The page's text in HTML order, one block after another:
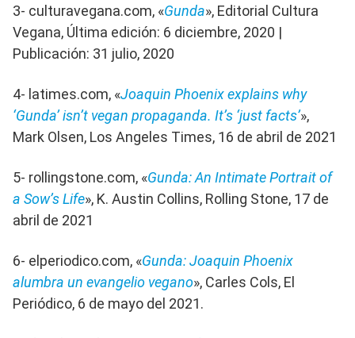
3- culturavegana.com, «Gunda», Editorial Cultura
Vegana, Última edición: 6 diciembre, 2020 |
Publicación: 31 julio, 2020
4- latimes.com, «Joaquin Phoenix explains why
‘Gunda’ isn’t vegan propaganda. It’s ‘just facts’»,
Mark Olsen, Los Angeles Times, 16 de abril de 2021
5- rollingstone.com, «Gunda: An Intimate Portrait of
a Sow’s Life», K. Austin Collins, Rolling Stone, 17 de
abril de 2021
6- elperiodico.com, «Gunda: Joaquin Phoenix
alumbra un evangelio vegano», Carles Cols, El
Periódico, 6 de mayo del 2021.